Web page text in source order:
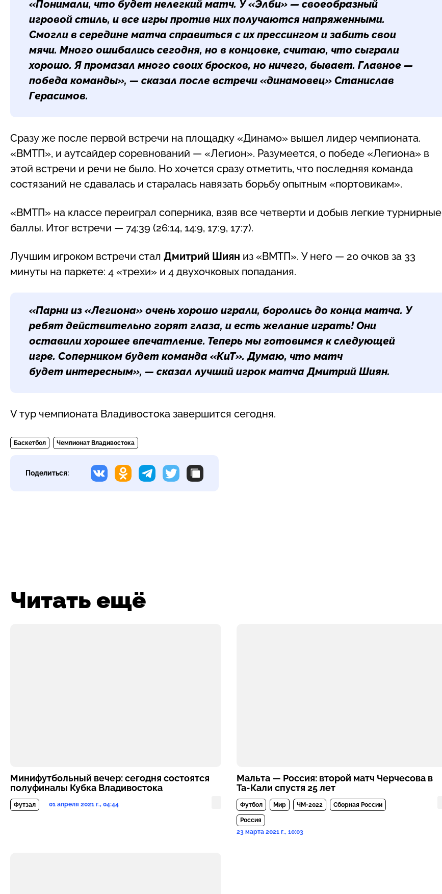
«Понимали, что будет нелегкий матч. У «Элби» — своеобразный
игровой стиль, и все игры против них получаются напряженными.
Смогли в середине матча справиться с их прессингом и забить свои
мячи. Много ошибались сегодня, но в концовке, считаю, что сыграли
хорошо. Я промазал много своих бросков, но ничего, бывает. Главное —
победа команды», — сказал после встречи «динамовец» Станислав
Герасимов.
Сразу же после первой встречи на площадку «Динамо» вышел лидер чемпионата.
«ВМТП», и аутсайдер соревнований — «Легион». Разумеется, о победе «Легиона» в
этой встречи и речи не было. Но хочется сразу отметить, что последняя команда
состязаний не сдавалась и старалась навязать борьбу опытным «портовикам».
«ВМТП» на классе переиграл соперника, взяв все четверти и добыв легкие турнирные
баллы. Итог встречи — 74:39 (26:14, 14:9, 17:9, 17:7).
Лучшим игроком встречи стал Дмитрий Шиян из «ВМТП». У него — 20 очков за 33
минуты на паркете: 4 «трехи» и 4 двухочковых попадания.
«Парни из «Легиона» очень хорошо играли, боролись до конца матча. У
ребят действительно горят глаза, и есть желание играть! Они
оставили хорошее впечатление. Теперь мы готовимся к следующей
игре. Соперником будет команда «КиТ». Думаю, что матч
будет интересным», — сказал лучший игрок матча Дмитрий Шиян.
V тур чемпионата Владивостока завершится сегодня.
Баскетбол Чемпионат Владивостока
Поделиться:
Читать ещё
Минифутбольный вечер: сегодня состоятся
полуфиналы Кубка Владивостока
Футзал 01 апреля 2021 г., 04:44
Мальта — Россия: второй матч Черчесова в
Та-Кали спустя 25 лет
Футбол Мир ЧМ-2022 Сборная России
Россия
23 марта 2021 г., 10:03